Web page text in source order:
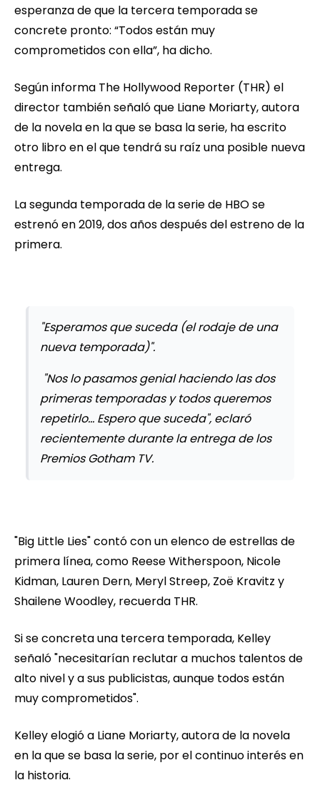
esperanza de que la tercera temporada se
concrete pronto: “Todos están muy
comprometidos con ella”, ha dicho.
Según informa The Hollywood Reporter (THR) el
director también señaló que Liane Moriarty, autora
de la novela en la que se basa la serie, ha escrito
otro libro en el que tendrá su raíz una posible nueva
entrega.
La segunda temporada de la serie de HBO se
estrenó en 2019, dos años después del estreno de la
primera.
"Esperamos que suceda (el rodaje de una
nueva temporada)".
"Nos lo pasamos genial haciendo las dos
primeras temporadas y todos queremos
repetirlo... Espero que suceda", eclaró
recientemente durante la entrega de los
Premios Gotham TV.
"Big Little Lies" contó con un elenco de estrellas de
primera línea, como Reese Witherspoon, Nicole
Kidman, Lauren Dern, Meryl Streep, Zoë Kravitz y
Shailene Woodley, recuerda THR.
Si se concreta una tercera temporada, Kelley
señaló "necesitarían reclutar a muchos talentos de
alto nivel y a sus publicistas, aunque todos están
muy comprometidos".
Kelley elogió a Liane Moriarty, autora de la novela
en la que se basa la serie, por el continuo interés en
la historia.